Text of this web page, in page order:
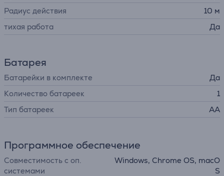
Радиус действия
10 м
тихая работа
Да
Батарея
Батарейки в комплекте
Да
Количество батареек
1
Тип батареек
AA
Программное обеспечение
Совместимость с оп.
системами
Windows, Chrome OS, macO
S